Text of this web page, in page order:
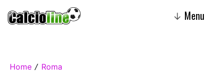
↓ Menu
Home / Roma